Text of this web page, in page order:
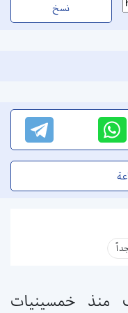
نسخ
منذ خمسينيات